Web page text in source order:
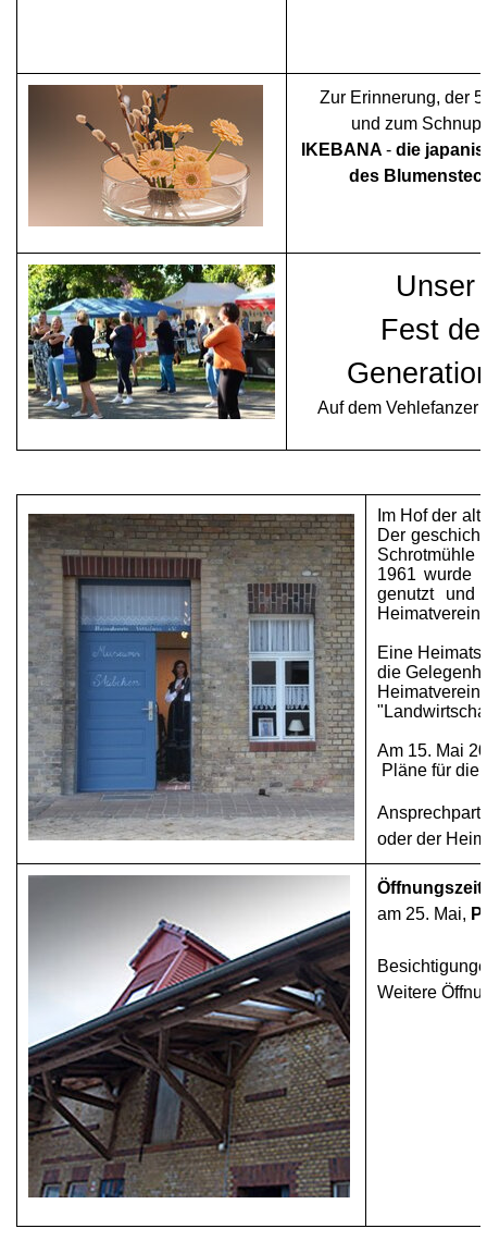
Zur Erinnerung, der
und zum
IKEBANA - die
des
Unser
Fest
Auf dem Vehlefanzer
Im Hof der
Der
Schrotmühle
1961 wurde
genutzt und
Eine
die
Heimatverein
"
Am 15. Mai
Pläne für die
oder der
am 25. Mai,
Weitere